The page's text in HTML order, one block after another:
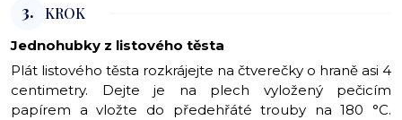
3. KROK
Jednohubky z listového těsta
Plát listového těsta rozkrájejte na čtverečky o hraně asi 4
centimetry. Dejte je na plech vyložený pečicím
papírem a vložte do předehřáté trouby na 180 °C.